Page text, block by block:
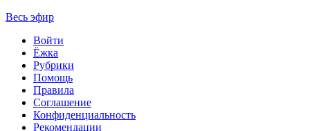
Весь эфир
Войти
Ёжка
Рубрики
Помощь
Правила
Соглашение
Конфиденциальность
Рекомендации